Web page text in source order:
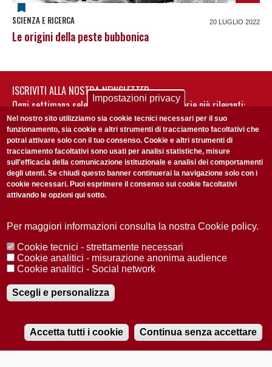
Audio
SCIENZA E RICERCA 20 LUGLIO 2022
Le origini della peste bubbonica
ISCRIVITI ALLA NOSTRA NEWSLETTER
Ogni settimana selezioniamo per te nostre storie più rilevanti:
non perderti gli aggiornamenti della nostra newsletter
Accetto laPrivacy Policy
Redazione Copyright Privacy
Area stampa
© 2025 Università di Padova
Registrazione presso il Tribunale di Padova n. 2097/2012 del 18 giugno
2012
Impostazioni privacy
Nel nostro sito utilizziamo sia cookie tecnici necessari per il suo
funzionamento, sia cookie e altri strumenti di tracciamento facoltativi che
potrai attivare solo con il tuo consenso. Cookie e altri strumenti di
tracciamento facoltativi sono usati per analisi statistiche, misure
sull'efficacia della comunicazione istituzionale e analisi dei comportamenti
degli utenti. Se chiudi questo banner continuerai la navigazione solo con i
cookie necessari. Puoi esprimere il consenso sui cookie facoltativi
attivando le opzioni qui sotto.
Per maggiori informazioni consulta la nostra Cookie policy.
Cookie tecnici - strettamente necessari
Cookie analitici - misurazione anonima audience
Cookie analitici - Social network
Scegli e personalizza
Accetta tutti i cookie Continua senza accettare